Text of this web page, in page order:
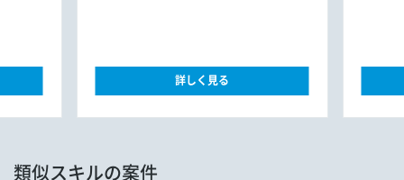
詳しく見る
類似スキルの案件